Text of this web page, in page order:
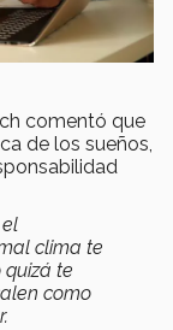
comentó que
de los sueños,
clima te
quizá te
como